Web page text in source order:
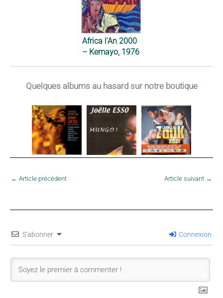
Africa l’An 2000
– Kemayo, 1976
Quelques albums au hasard sur notre boutique
← Article précédent Article suivant →
S'abonner Connexion